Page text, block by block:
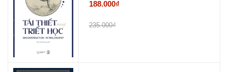
188.000₫
235.000₫